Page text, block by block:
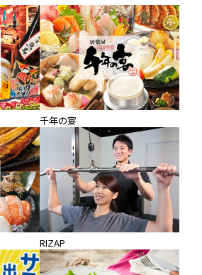
千年の宴
RIZAP